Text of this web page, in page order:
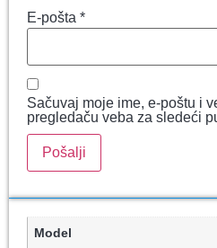
E-pošta *
Sačuvaj moje ime, e-poštu i
pregledaču veba za sledeći
Model